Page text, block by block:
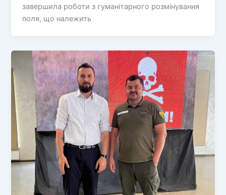
завершила роботи з гуманітарного розмінування
поля, що належить